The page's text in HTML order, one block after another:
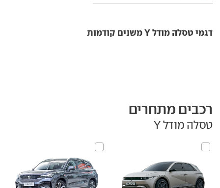
דגמי טסלה מודל Y משנים קודמות
רכבים מתחרים
טסלה מודל Y